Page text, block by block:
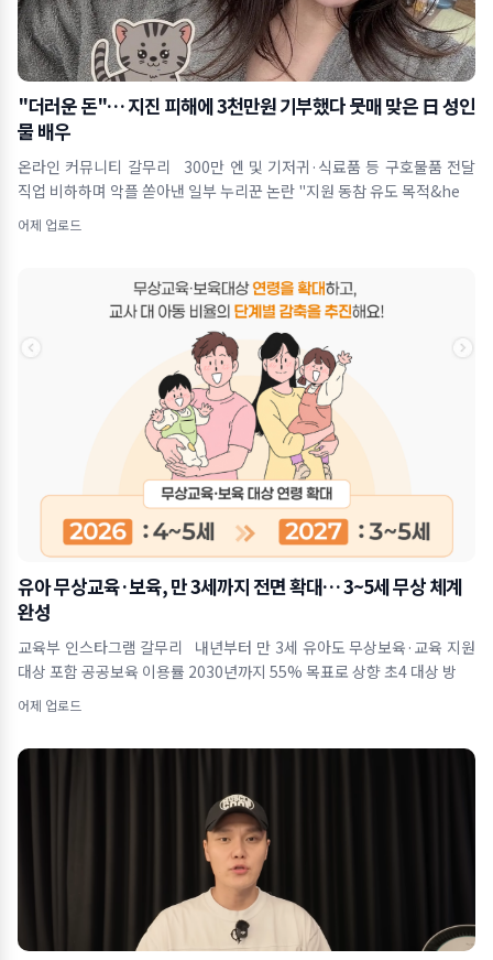
"더러운 돈"… 지진 피해에 3천만원 기부했다 뭇매 맞은 日 성인
물 배우
온라인 커뮤니티 갈무리 300만 엔 및 기저귀·식료품 등 구호물품 전달
직업 비하하며 악플 쏟아낸 일부 누리꾼 논란 "지원 동참 유도 목적&he
어제 업로드
유아 무상교육·보육, 만 3세까지 전면 확대… 3~5세 무상 체계
완성
교육부 인스타그램 갈무리 내년부터 만 3세 유아도 무상보육·교육 지원
대상 포함 공공보육 이용률 2030년까지 55% 목표로 상향 초4 대상 방
어제 업로드